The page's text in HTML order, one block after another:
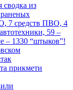
сводка из
раненых
7 средств ПВО, 4
59 –
– 1330 “штыков”!
прикмети